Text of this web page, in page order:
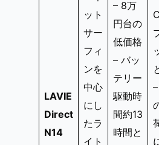
LAVIE
Direct
N14
ット
サー
フィ
ンを
中心
にし
たラ
イト
– 8万
円台の
低価格
– バッ
テリー
駆動時
間約13
時間と